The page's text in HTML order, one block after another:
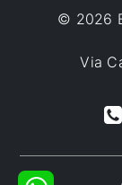
© 2026
Via